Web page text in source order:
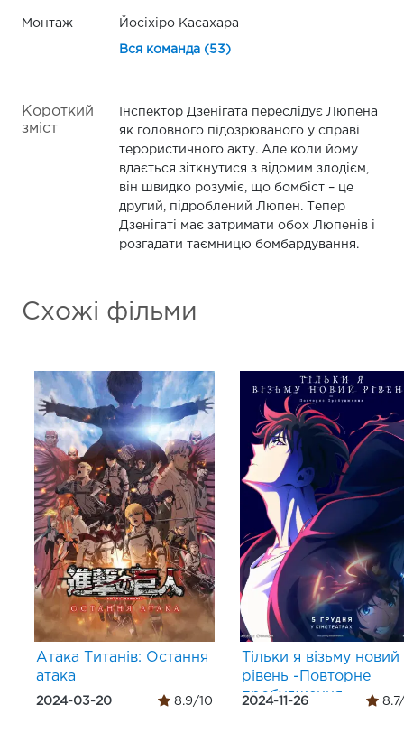
Монтаж Йосіхіро Касахара
Вся команда (53)
Короткий
зміст
Інспектор Дзенігата переслідує Люпена
як головного підозрюваного у справі
терористичного акту. Але коли йому
вдається зіткнутися з відомим злодієм,
він швидко розуміє, що бомбіст – це
другий, підроблений Люпен. Тепер
Дзенігаті має затримати обох Люпенів і
розгадати таємницю бомбардування.
Схожі фільми
Атака Титанів: Остання
атака
2024-03-20 8.9/10
Тільки я візьму новий
рівень -Повторне
пробудження-
2024-11-26